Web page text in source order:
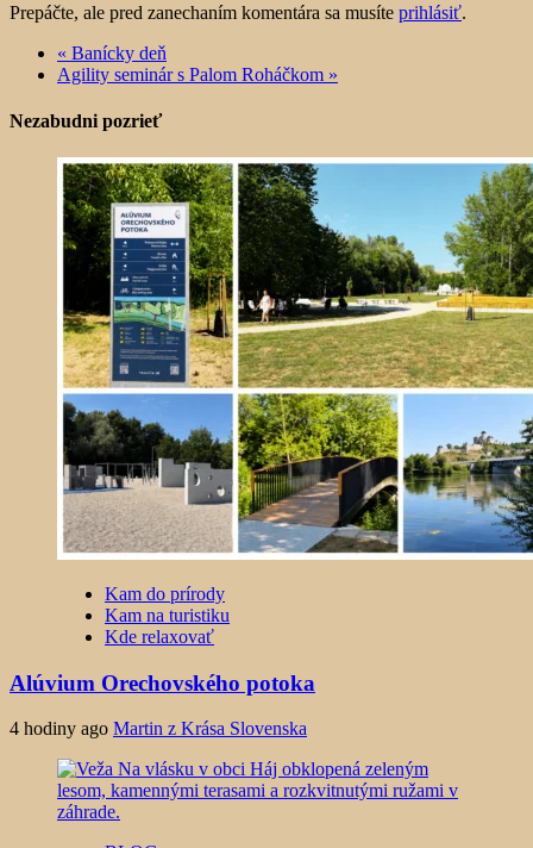
Prepáčte, ale pred zanechaním komentára sa musíte prihlásiť.
« Banícky deň
Agility seminár s Palom Roháčkom »
Nezabudni pozrieť
Kam do prírody
Kam na turistiku
Kde relaxovať
Alúvium Orechovského potoka
4 hodiny ago Martin z Krása Slovenska